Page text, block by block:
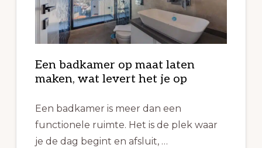
Een badkamer op maat laten
maken, wat levert het je op
Een badkamer is meer dan een
functionele ruimte. Het is de plek waar
je de dag begint en afsluit, …